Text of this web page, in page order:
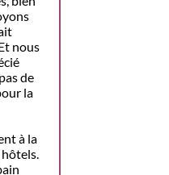
nous
de
la
à la